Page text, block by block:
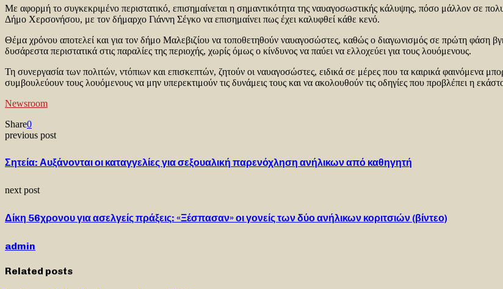
Με αφορμή το συγκεκριμένο περιστατικό, επισημαίνεται η σημαντικότητα της ναυαγοσωστικής κάλυψης, πόσο μάλλον σε
Δήμο Χερσονήσου, με τον δήμαρχο Γιάννη Σέγκο να επισημαίνει πως έχει καλυφθεί κάθε κενό.
Θέμα χρόνου αποτελεί και για τον δήμο Μαλεβιζίου να τοποθετηθούν ναυαγοσώστες, καθώς ο διαγωνισμός σε πρώτη φάση
δυσάρεστα περιστατικά στις παραλίες της περιοχής, χωρίς όμως ο κίνδυνος να παύει να ελλοχεύει για τους λουόμενους.
Τη συνεργασία των πολιτών, ντόπιων και επισκεπτών, ζητούν οι ναυαγοσώστες, ειδικά σε μέρες που τα καιρικά φαινόμενα
συμβουλεύουν τους λουόμενους να μην υπερεκτιμούν τις δυνάμεις τους και να ακολουθούν τις οδηγίες που προβλέπει η
Newsroom
Share0
previous post
Σητεία: Αυξάνονται οι καταγγελίες για σεξουαλική παρενόχληση ανήλικων από καθηγητή
next post
Δίκη 56χρονου για ασελγείς πράξεις: «Ξέσπασαν» οι γονείς των δύο ανήλικων κοριτσιών (βίντεο)
admin
Related posts